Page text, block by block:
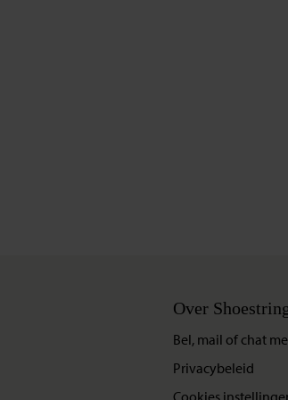
Over
Bel, mail of chat
Privacybeleid
Cookies